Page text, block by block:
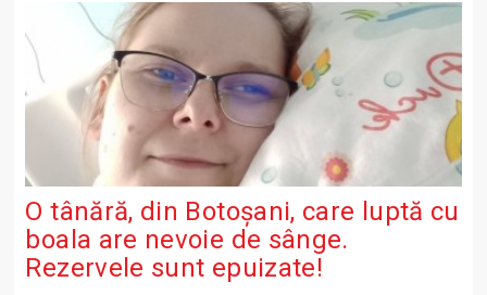
O tânără, din Botoșani, care luptă cu
boala are nevoie de sânge.
Rezervele sunt epuizate!